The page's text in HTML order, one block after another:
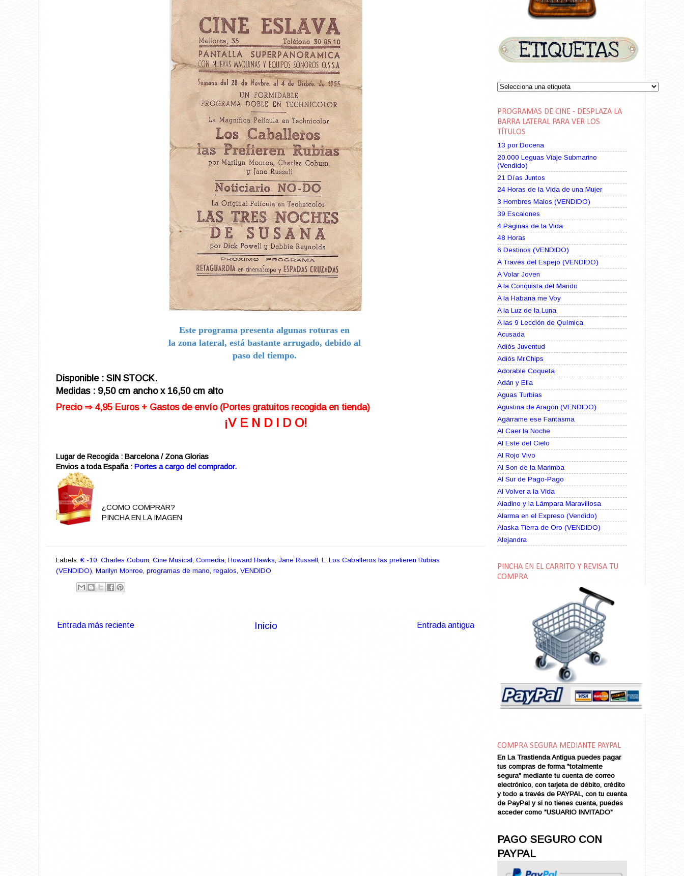
Este programa presenta algunas roturas en
la zona lateral, está bastante arrugado, debido al
paso del tiempo.
Disponible : SIN STOCK.
Medidas : 9,50 cm ancho x 16,50 cm alto
Precio ⇒ 4,95 Euros + Gastos de envío (Portes gratuitos recogida en tienda)
¡V E N D I D O!
Lugar de Recogida : Barcelona / Zona Glorias
Envios a toda España : Portes a cargo del comprador.
¿COMO COMPRAR?
PINCHA EN LA IMAGEN
Labels: € -10 Charles Coburn Cine Musical Comedia Howard Hawks Jane Russell L
Los Caballeros las prefieren Rubias
(VENDIDO) Marilyn Monroe programas de mano regalos VENDIDO
Entrada más reciente Entrada antigua
Inicio
PROGRAMAS DE CINE - DESPLAZA LA
BARRA LATERAL PARA VER LOS
TÍTULOS
13 por Docena
20.000 Leguas Viaje Submarino
(Vendido)
21 Días Juntos
24 Horas de la Vida de una Mujer
3 Hombres Malos (VENDIDO)
39 Escalones
4 Páginas de la Vida
48 Horas
6 Destinos (VENDIDO)
A Través del Espejo (VENDIDO)
A Volar Joven
A la Conquista del Marido
A la Habana me Voy
A la Luz de la Luna
A las 9 Lección de Química
Acusada
Adiós Juventud
Adiós Mr.Chips
Adorable Coqueta
Adán y Ella
Aguas Turbias
Agustina de Aragón (VENDIDO)
Agárrame ese Fantasma
Al Caer la Noche
Al Este del Cielo
Al Rojo Vivo
Al Son de la Marimba
Al Sur de Pago-Pago
Al Volver a la Vida
Aladino y la Lámpara Maravillosa
Alarma en el Expreso (Vendido)
Alaska Tierra de Oro (VENDIDO)
Alejandra
Alma Zíngara
Alma en Suplicio (VENDIDO)
Amame esta Noche (VENDIDO)
Amanda La Paciente Peligrosa
Amarga Victoria
Amor a Medianoche
Amor en Conserva (VENDIDO)
Amor que Mata
Amor sin Refugio
Ana Karenina
Ana de Brooklyn
Ana y El Rey de Siam
Anatomía de un Asesinato
Andrés Harvey Millonario (VENDIDO)
Andrés Harvey Tenorio
Ansia de Amor (VENDIDO)
Aníbal
PINCHA EN EL CARRITO Y REVISA TU
COMPRA
COMPRA SEGURA MEDIANTE PAYPAL
En La Trastienda Antigua puedes pagar
tus compras de forma "totalmente
segura" mediante tu cuenta de correo
electrónico, con tarjeta de débito, crédito
y todo a través de PAYPAL, con tu cuenta
de PayPal y si no tienes cuenta, puedes
acceder como "USUARIO INVITADO"
PAGO SEGURO CON
PAYPAL